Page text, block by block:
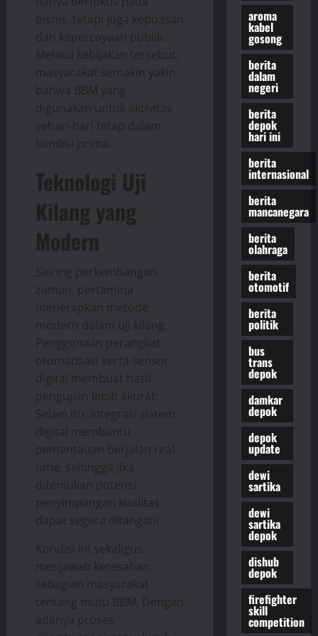
bisnis, tetapi juga kepuasan
dan kepercayaan publik.
Melalui kebijakan tersebut,
masyarakat semakin yakin
bahwa BBM yang
digunakan untuk aktivitas
sehari-hari tetap dalam
kondisi prima.
Teknologi Uji
Kilang yang
Modern
Seiring perkembangan
zaman, pertamina
menerapkan metode
modern dalam uji kilang.
Penggunaan perangkat
otomatisasi serta sensor
digital membuat hasil
pengujian lebih akurat.
Selain itu, integrasi sistem
digital membantu
pemantauan berjalan real-
time, sehingga jika
ditemukan potensi
penyimpangan kualitas
dapat segera ditangani.
Kondisi ini sekaligus
menjawab keresahan
sebagian masyarakat
tentang mutu BBM. Dengan
adanya proses
aroma
kabel
gosong
berita
dalam
negeri
berita
depok
hari ini
berita
internasional
berita
mancanegara
berita
olahraga
berita
otomotif
berita
politik
bus
trans
depok
damkar
depok
depok
update
dewi
sartika
dewi
sartika
depok
dishub
depok
firefighter
skill
competition